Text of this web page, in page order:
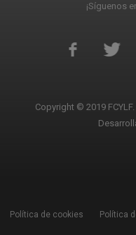
¡Síguenos
Copyright © 2019
Política de cookies Política